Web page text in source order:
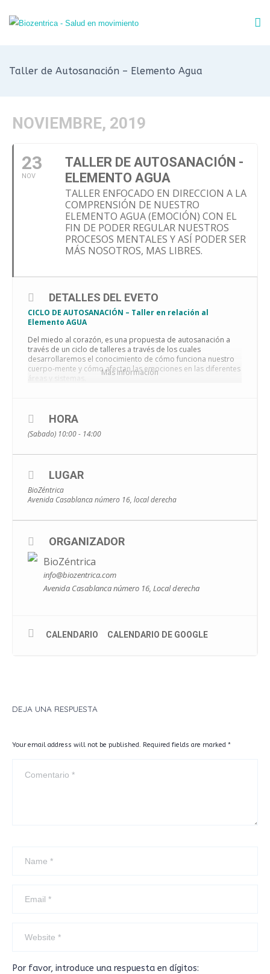
Taller de Autosanación – Elemento Agua
NOVIEMBRE, 2019
23
NOV
TALLER DE AUTOSANACIÓN -
ELEMENTO AGUA
TALLER ENFOCADO EN DIRECCION A LA
COMPRENSIÓN DE NUESTRO
ELEMENTO AGUA (EMOCIÓN) CON EL
FIN DE PODER REGULAR NUESTROS
PROCESOS MENTALES Y ASÍ PODER SER
MÁS NOSOTROS, MAS LIBRES.
Más información
DETALLES DEL EVETO
CICLO DE AUTOSANACIÓN – Taller en relación al
Elemento AGUA
Del miedo al corazón, es una propuesta de autosanación a
través de un ciclo de talleres a través de los cuales
desarrollaremos el conocimiento de cómo funciona nuestro
cuerpo-mente y cómo afectan las emociones en las diferentes
áreas y sistemas.
nuestros procesos mentales y así poder Ser más Nosotros,
mas libres.
10.15 a 13.45 horas, con un pequeño descanso a mitad del
taller.
Primera parte teorico-practica a cargo de Raúl Fernández
(profesor de yoga, terapeuta).
Segunda parte: baño de Gongs elemento agua, dirigido por
través del sonido y la meditación.
Si quieres reservar tu plaza, ¡llámanos (976242281 /
605154865) o escríbenos antes de que se acaben!
HORA
(Sabado) 10:00 - 14:00
LUGAR
BioZéntrica
Avenida Casablanca número 16, local derecha
ORGANIZADOR
BioZéntrica
info@biozentrica.com
Avenida Casablanca número 16, Local derecha
CALENDARIO CALENDARIO DE GOOGLE
DEJA UNA RESPUESTA
Your email address will not be published. Required fields are marked *
Por favor, introduce una respuesta en dígitos: